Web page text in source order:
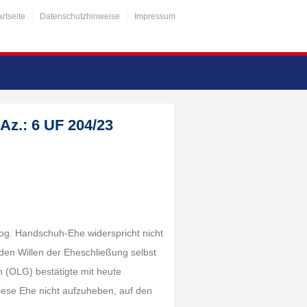
Datenschutzhinweise Impressum
6 UF 204/23
Handschuh-Ehe widerspricht nicht
Willen der Eheschließung selbst
(OLG) bestätigte mit heute
Ehe nicht aufzuheben, auf den